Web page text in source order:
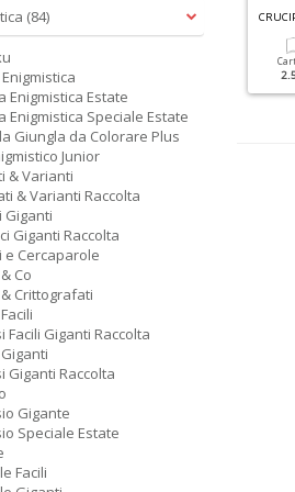
SUDOKU GIGANTI RACCOLTA N.1
6.90 €
(84)
Enigmistica Estate
Enigmistica Speciale Estate
Giungla da Colorare Plus
Junior
& Varianti
& Varianti Raccolta
Giganti
Giganti Raccolta
e Cercaparole
Co
Crittografati
Facili Giganti Raccolta
Giganti Raccolta
Gigante
Speciale Estate
Facili